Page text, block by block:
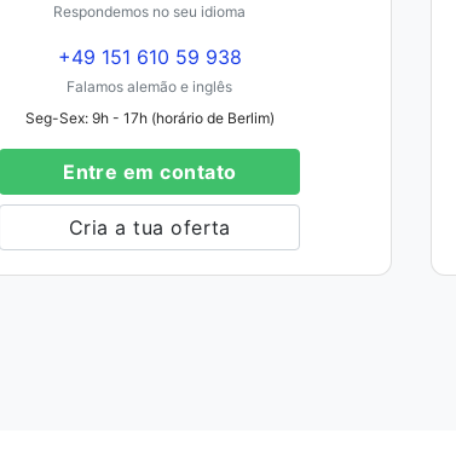
Respondemos no seu idioma
+49 151 610 59 938
Falamos alemão e inglês
Seg-Sex: 9h - 17h (horário de Berlim)
Entre em contato
Cria a tua oferta